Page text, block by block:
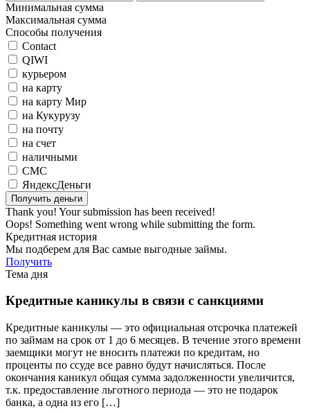
Минимальная сумма
Максимальная сумма
Способы получения
Contact
QIWI
курьером
на карту
на карту Мир
на Кукурузу
на почту
на счет
наличными
СМС
ЯндексДеньги
Thank you! Your submission has been received!
Oops! Something went wrong while submitting the form.
Кредитная история
Мы подберем для Вас самые выгодные займы.
Получить
Тема дня
Кредитные каникулы в связи с санкциями
Кредитные каникулы — это официальная отсрочка платежей
по займам на срок от 1 до 6 месяцев. В течение этого времени
заемщики могут не вносить платежи по кредитам, но
проценты по ссуде все равно будут начисляться. После
окончания каникул общая сумма задолженности увеличится,
т.к. предоставление льготного периода — это не подарок
банка, а одна из его […]